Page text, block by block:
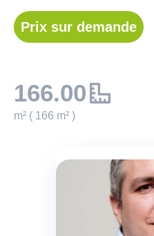
Prix sur demande
166.00
m² ( 166 m² )